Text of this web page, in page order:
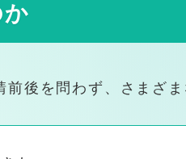
向け
後を問わず、さまざ